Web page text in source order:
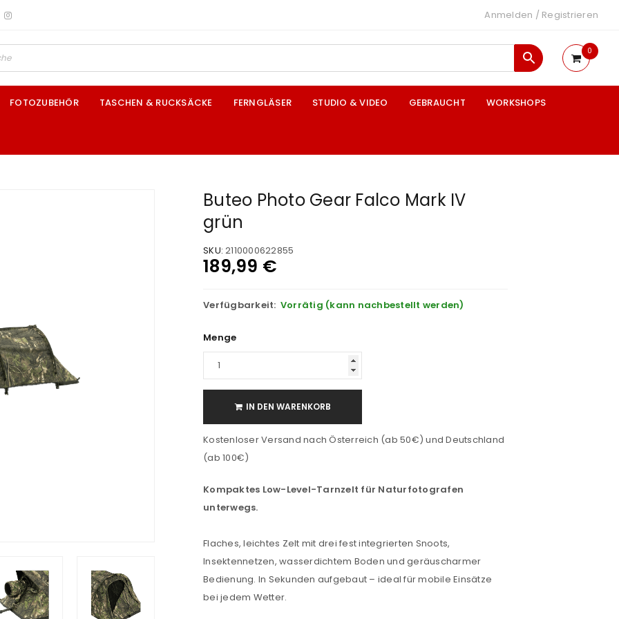
Anmelden / Registrieren
0
FOTOZUBEHÖR TASCHEN & RUCKSÄCKE FERNGLÄSER STUDIO & VIDEO GEBRAUCHT WORKSHOPS
Buteo Photo Gear Falco Mark IV
grün
SKU: 2110000622855
189,99 €
Verfügbarkeit: Vorrätig (kann nachbestellt werden)
Menge
IN DEN WARENKORB
Kostenloser Versand nach Österreich (ab 50€) und Deutschland
(ab 100€)
Kompaktes Low-Level-Tarnzelt für Naturfotografen
unterwegs.
Flaches, leichtes Zelt mit drei fest integrierten Snoots,
Insektennetzen, wasserdichtem Boden und geräuscharmer
Bedienung. In Sekunden aufgebaut – ideal für mobile Einsätze
bei jedem Wetter.